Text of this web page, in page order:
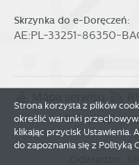
Skrzynka do e-Doręczeń:
AE:PL-33251-86350-
Polityka
Strona korzysta z plików
określić warunki
klikając przycisk Ustawienia.
do zapoznania się z Polityką